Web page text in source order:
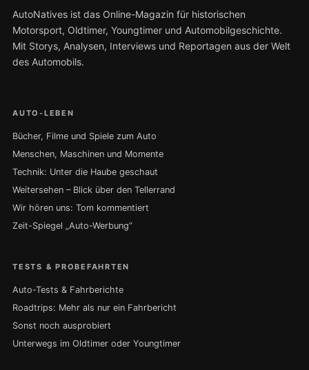
AutoNatives ist das Online-Magazin für historischen
Motorsport, Oldtimer, Youngtimer und Automobilgeschichte.
Mit Storys, Analysen, Interviews und Reportagen aus der Welt
des Automobils.
AUTO-LEBEN
Bücher, Filme und Spiele zum Auto
Menschen, Maschinen und Momente
Technik: Unter die Haube geschaut
Weitersehen – Blick über den Tellerrand
Wir hören uns: Tom kommentiert
Zeit-Spiegel „Auto-Werbung“
TESTS & PROBEFAHRTEN
Auto-Tests & Fahrberichte
Roadtrips: Mehr als nur ein Fahrbericht
Sonst noch ausprobiert
Unterwegs im Oldtimer oder Youngtimer